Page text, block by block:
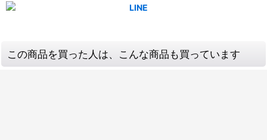
この商品を買った人は、こんな商品も買っています